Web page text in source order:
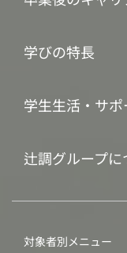
学びの特長
学生生活・サポ
辻調グループに
対象者別メニュー